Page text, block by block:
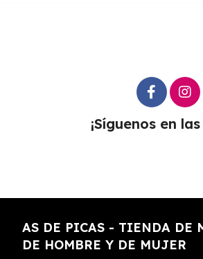
¡Síguenos en
AS DE PICAS - TIENDA DE
DE HOMBRE Y DE MUJER